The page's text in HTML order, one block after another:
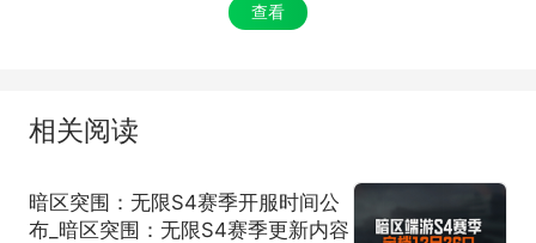
查看
相关阅读
暗区突围：无限S4赛季开服时间公
布_暗区突围：无限S4赛季更新内容